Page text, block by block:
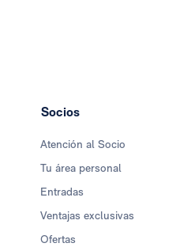
Socios
Atención al Socio
Tu área personal
Entradas
Ventajas exclusivas
Ofertas